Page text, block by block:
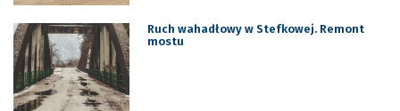
Ruch wahadłowy w Stefkowej. Remont
mostu